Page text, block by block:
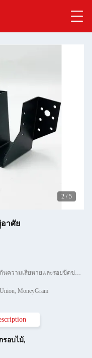
2 / 5
าศัย
รายละเอียดการบรรจุ: บับเบิ้ลแพ็คทีละชิ้นเพื่อป้องกันความเสียหายและรอยขีดข่วนในการขนย้าย จากนั้นใส่ลงในกล่อง
MoneyGram
รอบไม้,